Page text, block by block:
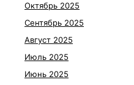
Октябрь 2025
Сентябрь 2025
Август 2025
Июль 2025
Июнь 2025